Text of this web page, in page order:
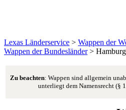
Lexas Länderservice > Wappen der
Wappen der Bundesländer> Hamburg
Zu beachten: Wappen sind allgemein
unterliegt dem Namensrecht (§